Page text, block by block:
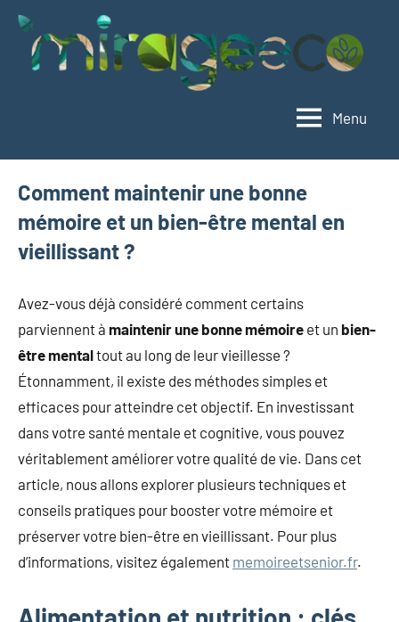
Aller
contenu
mieux
Menu
Comment maintenir une bonne
mémoire et un bien-être mental en
vieillissant ?
Avez-vous déjà considéré comment certains
parviennent à maintenir une bonne mémoire et un bien-
être mentaltout au long de leur vieillesse ?
Étonnamment, il existe des méthodes simples et
efficaces pour atteindre cet objectif. En investissant
dans votre santé mentale et cognitive, vous pouvez
véritablement améliorer votre qualité de vie. Dans cet
article, nous allons explorer plusieurs techniques et
conseils pratiques pour booster votre mémoire et
préserver votre bien-être en vieillissant. Pour plus
d’informations, visitez également memoireetsenior.fr.